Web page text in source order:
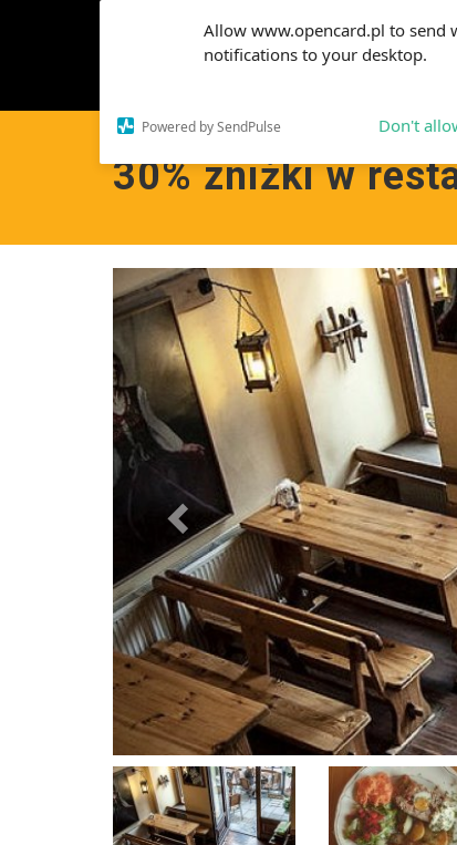
Allow www.opencard.pl to send
notifications to your desktop.
Powered by SendPulse Don't
30% zniżki w